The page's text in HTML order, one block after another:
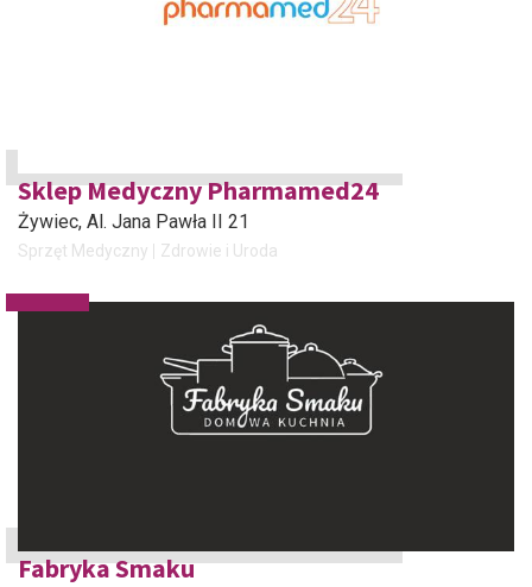
Sklep Medyczny Pharmamed24
Żywiec, Al. Jana Pawła II 21
Sprzęt Medyczny Zdrowie i Uroda
Fabryka Smaku